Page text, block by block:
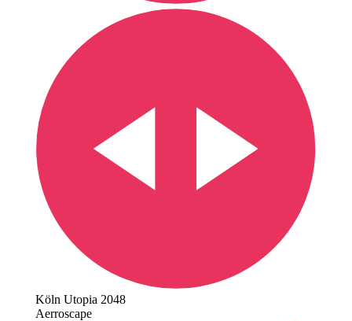
Köln Utopia 2048
Aerroscape